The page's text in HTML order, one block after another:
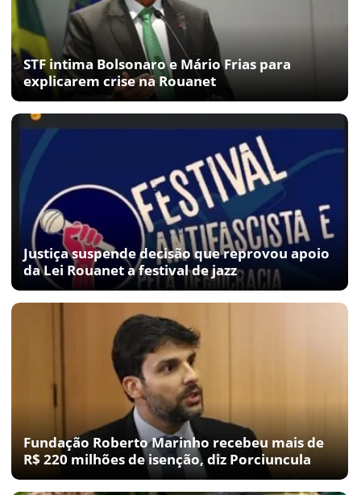
STF intima Bolsonaro e Mário Frias para
explicarem crise na Rouanet
Justiça suspende decisão que reprovou apoio
da Lei Rouanet a festival de jazz
Fundação Roberto Marinho recebeu mais de
R$ 220 milhões de isenção, diz Porciuncula